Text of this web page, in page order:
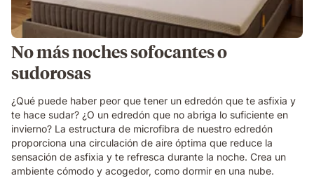
No más noches sofocantes o
sudorosas
¿Qué puede haber peor que tener un edredón que te asfixia y
te hace sudar? ¿O un edredón que no abriga lo suficiente en
invierno? La estructura de microfibra de nuestro edredón
proporciona una circulación de aire óptima que reduce la
sensación de asfixia y te refresca durante la noche. Crea un
ambiente cómodo y acogedor, como dormir en una nube.